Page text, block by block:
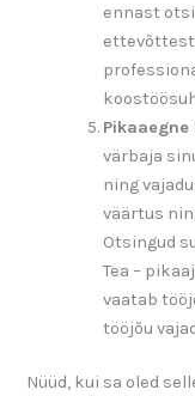
ennast
värbaja
ning
väärtus
Otsingud
Tea –
vaatab
tööjõu
Nüüd, kui sa oled